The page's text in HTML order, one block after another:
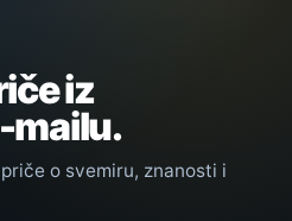
iz
mailu.
o svemiru, znanosti i